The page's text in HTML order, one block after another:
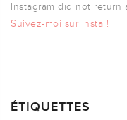
Instagram did not return
Suivez-moi sur Insta !
ÉTIQUETTES